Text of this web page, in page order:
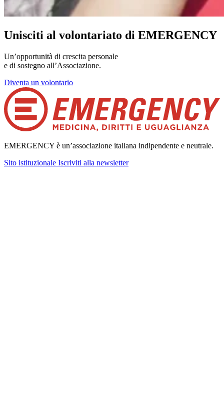
Unisciti al volontariato di EMERGENCY
Un’opportunità di crescita personale
e di sostegno all’Associazione.
Diventa un volontario
EMERGENCY è un’associazione italiana indipendente e neutrale.
Sito istituzionale Iscriviti alla newsletter